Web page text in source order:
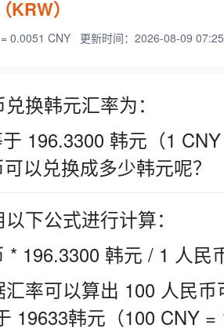
KRW）
0.0051 CNY 更新时间：2026-08-09
换韩元汇率为：
196.3300 韩元（1
以兑换成多少韩元呢？
下公式进行计算：
* 196.3300 韩元 / 1 人民
率可以算出 100 人民
19633韩元（100 CNY =